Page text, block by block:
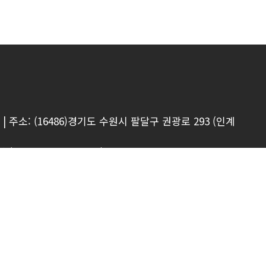
| 주소: (16486)경기도 수원시 팔달구 권광로 293 (인계
(TEL : 031-218-0450)